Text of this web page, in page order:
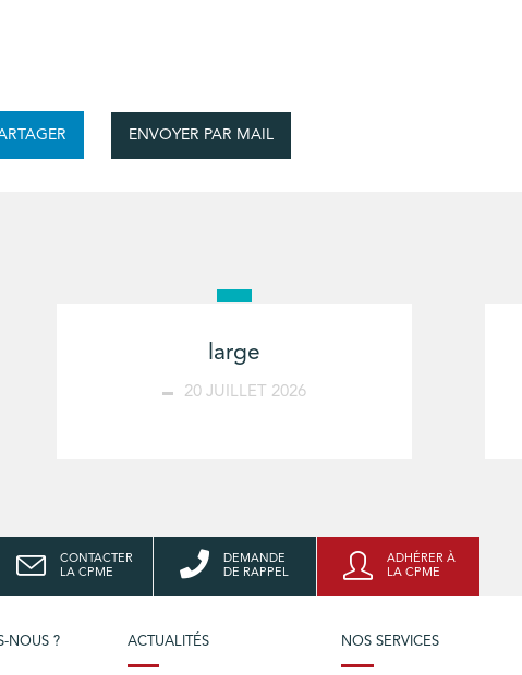
ENVOYER PAR MAIL
large
20 JUILLET 2026
CONTACTER
LA CPME
DEMANDE
DE RAPPEL
ADHÉRER À
LA CPME
NOUS ? ACTUALITÉS NOS SERVICES